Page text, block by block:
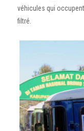
véhicules qui
filtré.